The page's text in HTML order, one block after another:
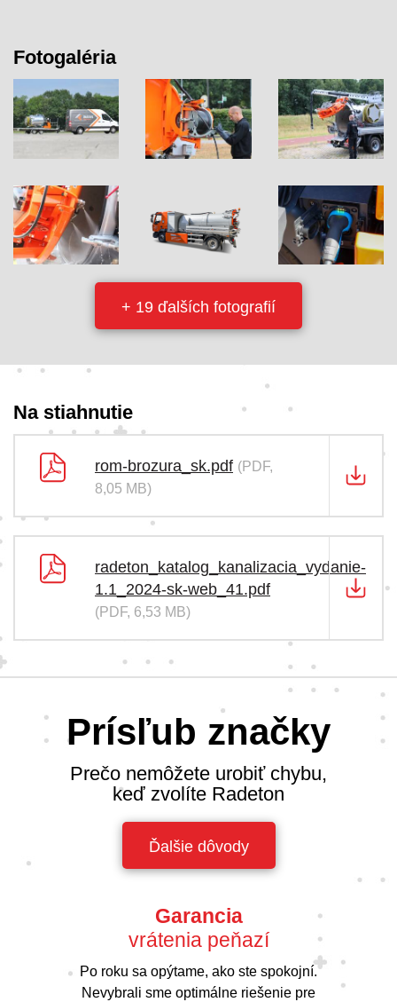
Fotogaléria
+ 19 ďalších fotografií
Na stiahnutie
rom-brozura_sk.pdf (PDF,
8,05 MB)
radeton_katalog_kanalizacia_vydanie-
1.1_2024-sk-web_41.pdf
(PDF, 6,53 MB)
Prísľub značky
Prečo nemôžete urobiť chybu,
keď zvolíte Radeton
Ďalšie dôvody
Garancia
vrátenia peňazí
Po roku sa opýtame, ako ste spokojní.
Nevybrali sme optimálne riešenie pre